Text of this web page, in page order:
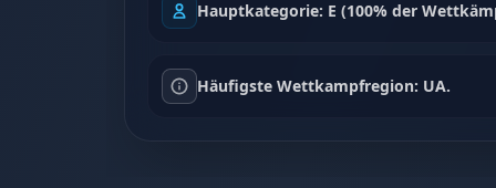
Hauptkategorie: E (100% der
Häufigste Wettkampfregion: UA.